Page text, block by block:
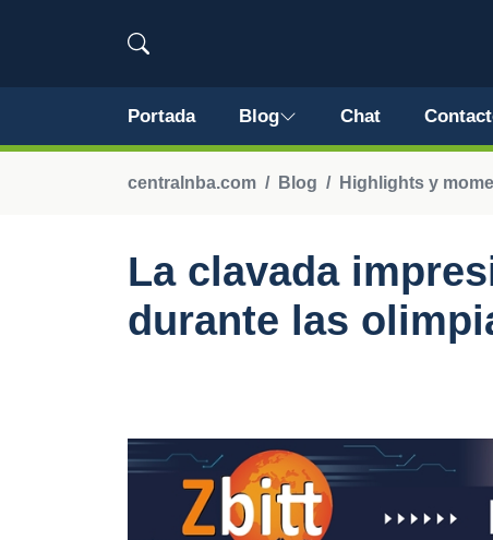
Portada Blog Chat
centralnba.com Blog Highlights y
La clavada
durante las